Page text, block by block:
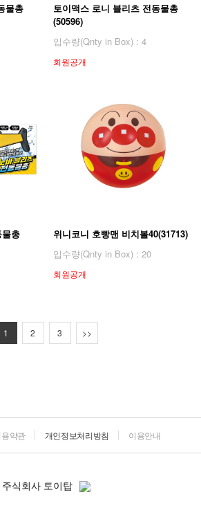
물총
토이맥스 로니 블리츠 전동물총
(50596)
입수량(Qnty in Box) : 4
회원공개
총
위니코니 호빵맨 비치볼40(31713)
입수량(Qnty in Box) : 20
회원공개
1 2 3 >>
약관 개인정보처리방침 이용안내
주식회사 토이탑